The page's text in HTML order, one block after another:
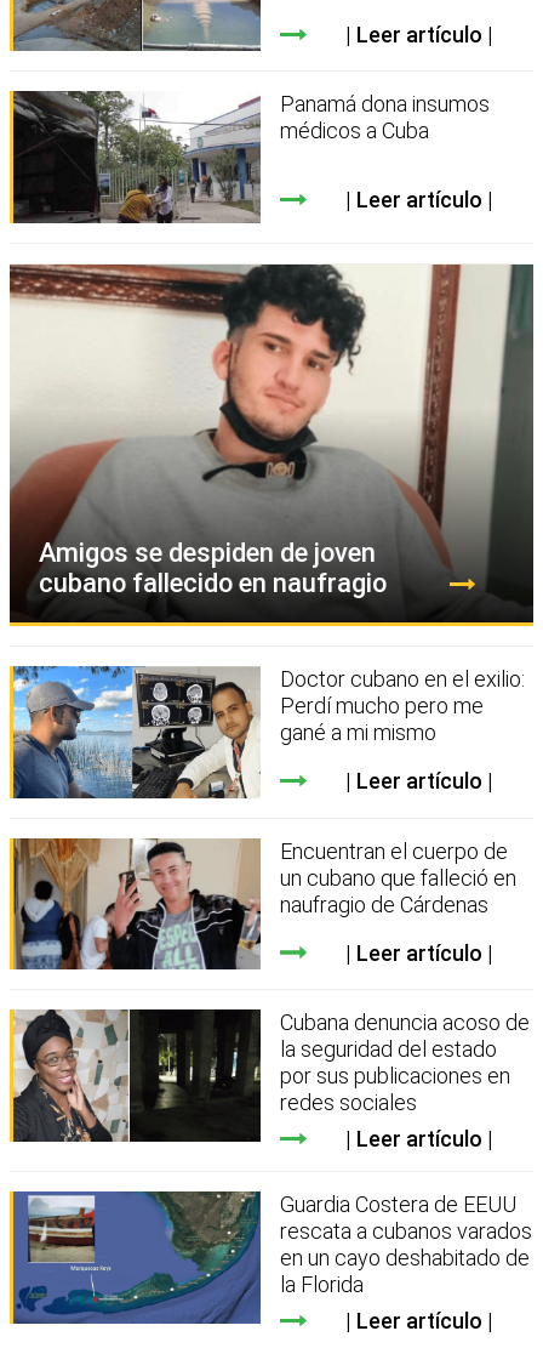
Leer artículo
Panamá dona insumos
médicos a Cuba
Leer artículo
Amigos se despiden de joven
cubano fallecido en naufragio
Doctor cubano en el exilio:
Perdí mucho pero me
gané a mi mismo
Leer artículo
Encuentran el cuerpo de
un cubano que falleció en
naufragio de Cárdenas
Leer artículo
Cubana denuncia acoso de
la seguridad del estado
por sus publicaciones en
redes sociales
Leer artículo
Guardia Costera de EEUU
rescata a cubanos varados
en un cayo deshabitado de
la Florida
Leer artículo